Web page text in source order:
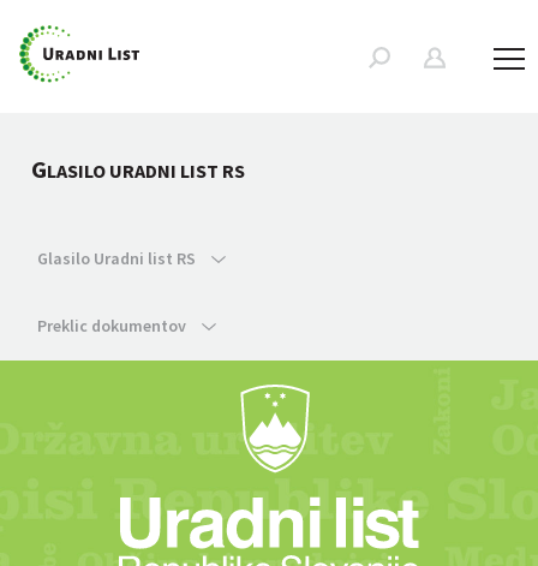
GLASILO URADNI LIST RS
Glasilo Uradni list RS
Preklic dokumentov